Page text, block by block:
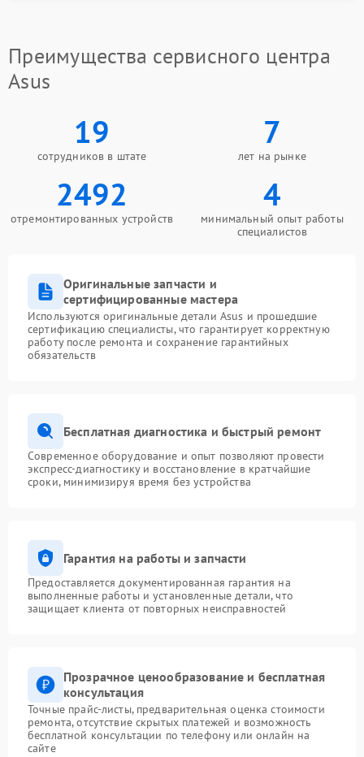
Преимущества сервисного центра
Asus
19
сотрудников в штате
7
лет на рынке
2492
отремонтированных устройств
4
минимальный опыт работы
специалистов
Оригинальные запчасти и
сертифицированные мастера
Используются оригинальные детали Asus и прошедшие
сертификацию специалисты, что гарантирует корректную
работу после ремонта и сохранение гарантийных
обязательств
Бесплатная диагностика и быстрый ремонт
Современное оборудование и опыт позволяют провести
экспресс-диагностику и восстановление в кратчайшие
сроки, минимизируя время без устройства
Гарантия на работы и запчасти
Предоставляется документированная гарантия на
выполненные работы и установленные детали, что
защищает клиента от повторных неисправностей
Прозрачное ценообразование и бесплатная
консультация
Точные прайс-листы, предварительная оценка стоимости
ремонта, отсутствие скрытых платежей и возможность
бесплатной консультации по телефону или онлайн на
сайте